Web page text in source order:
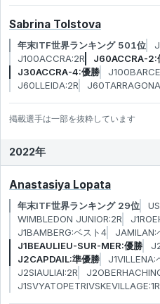
Sabrina Tolstova
年末ITF世界ランキング 501位
J100ACCRA:2R
J60ACCRA-2:
J30ACCRA-4:優勝
J60LLEIDA:2R
掲載選手は一部を抜粋しています
2022年
Anastasiya Lopata
年末ITF世界ランキング 29位
WIMBLEDON JUNIOR:2R
J1BAMBERG:ベスト4
JAMILAN:
J1BEAULIEU-SUR-MER:優勝
J2CAPDAIL:準優勝
J1VILLENA:
J2SIAULIAI:2R
J1SVYATOPETRIVSKEVILLAGE:1R